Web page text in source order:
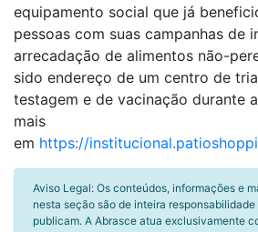
equipamento social que já
pessoas com suas campanhas de
arrecadação de alimentos não-
sido endereço de um centro de
testagem e de vacinação durante
mais
em https://
Aviso Legal: Os conteúdos, informações e
nesta seção são de inteira
publicam. A Abrasce atua exclusivamente